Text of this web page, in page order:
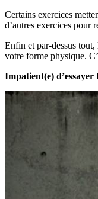
Certains exercices
d’autres exercices pour
Enfin et par-dessus
votre forme physique.
Impatient(e) d’essayer